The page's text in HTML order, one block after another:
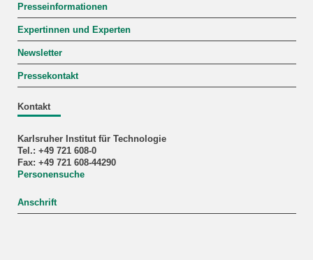
Presseinformationen
Expertinnen und Experten
Newsletter
Pressekontakt
Kontakt
Karlsruher Institut für Technologie
Tel.: +49 721 608-0
Fax: +49 721 608-44290
Personensuche
Anschrift